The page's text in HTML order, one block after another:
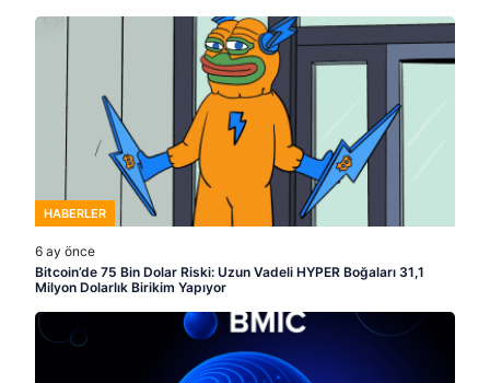
HABERLER
6 ay önce
Bitcoin’de 75 Bin Dolar Riski: Uzun Vadeli HYPER Boğaları 31,1
Milyon Dolarlık Birikim Yapıyor